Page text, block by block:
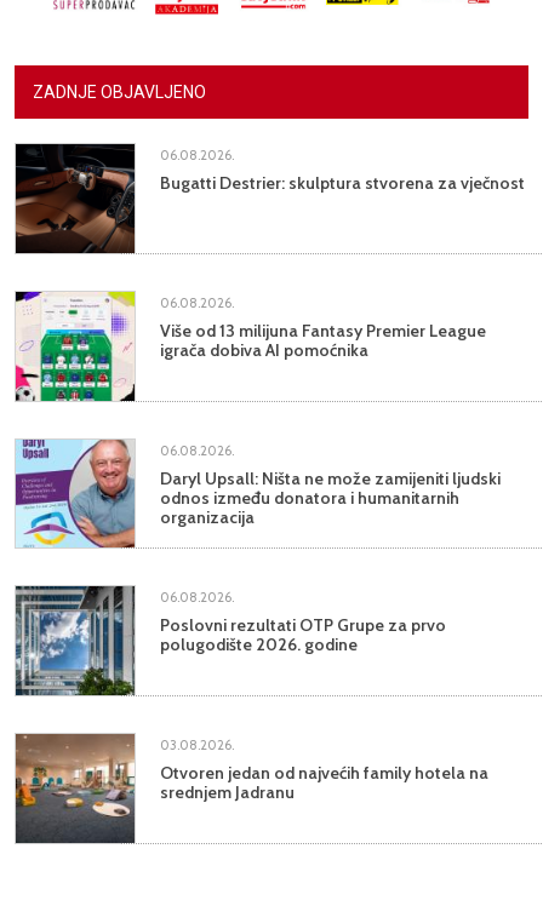
ZADNJE OBJAVLJENO
06.08.2026.
Bugatti Destrier: skulptura stvorena za vječnost
06.08.2026.
Više od 13 milijuna Fantasy Premier League
igrača dobiva AI pomoćnika
06.08.2026.
Daryl Upsall: Ništa ne može zamijeniti ljudski
odnos između donatora i humanitarnih
organizacija
06.08.2026.
Poslovni rezultati OTP Grupe za prvo
polugodište 2026. godine
03.08.2026.
Otvoren jedan od najvećih family hotela na
srednjem Jadranu